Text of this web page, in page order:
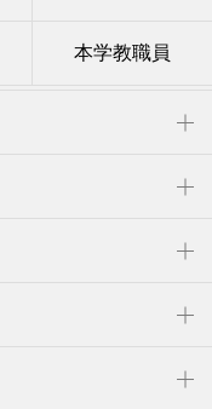
本学教職員